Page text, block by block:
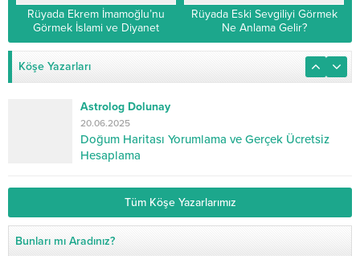
Rüyada Ekrem İmamoğlu’nu
Görmek İslami ve Diyanet
Yorumu
Rüyada Eski Sevgiliyi Görmek
Ne Anlama Gelir?
Köşe Yazarları
Astrolog Dolunay
20.06.2025
Doğum Haritası Yorumlama ve Gerçek Ücretsiz
Hesaplama
Tüm Köşe Yazarlarımız
Bunları mı Aradınız?